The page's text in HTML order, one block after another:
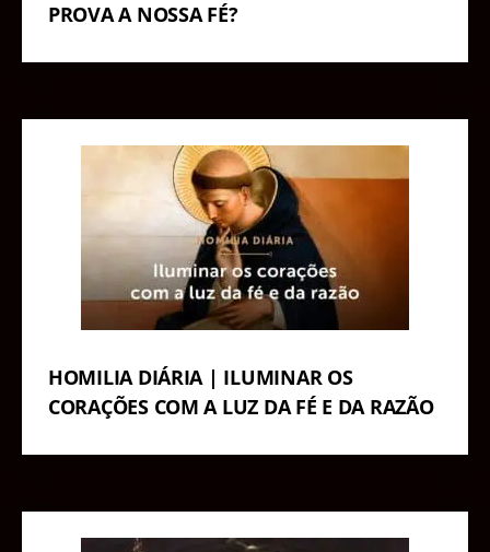
PROVA A NOSSA FÉ?
HOMILIA DIÁRIA | ILUMINAR OS
CORAÇÕES COM A LUZ DA FÉ E DA RAZÃO